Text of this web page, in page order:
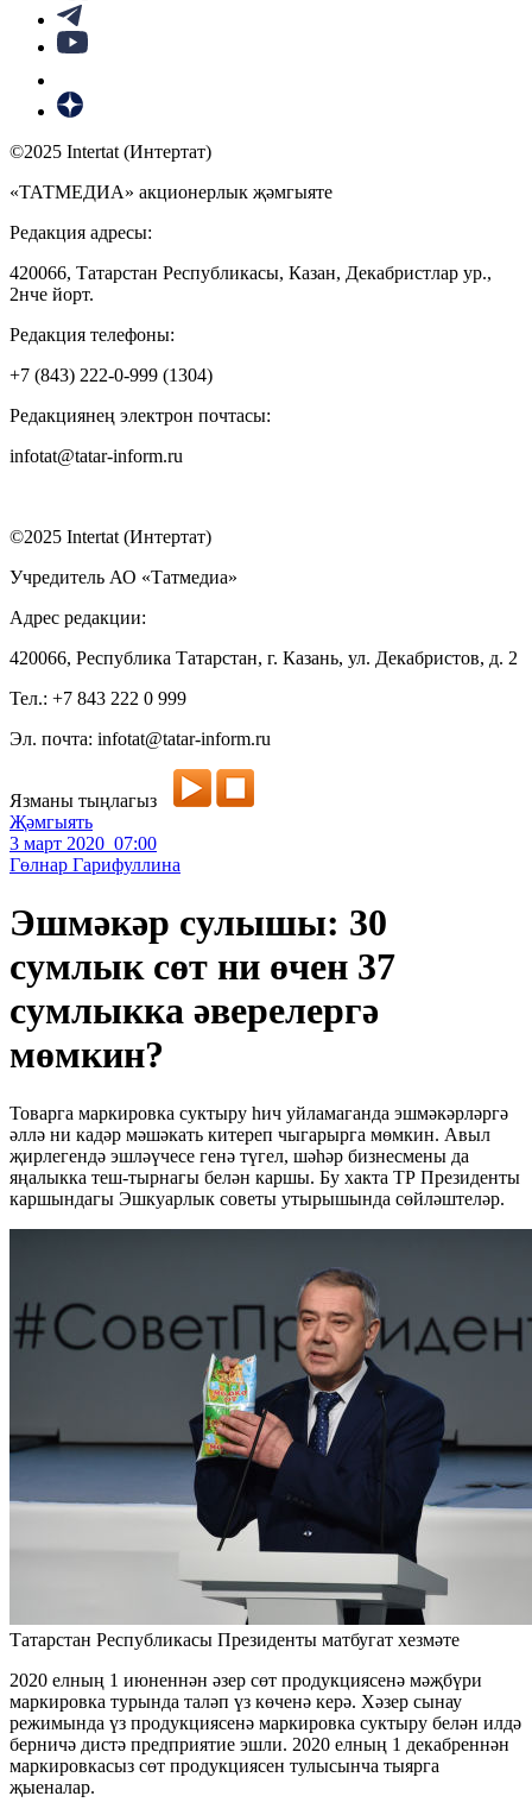
©2025 Intertat (Интертат)
«ТАТМЕДИА» акционерлык җәмгыяте
Редакция адресы:
420066, Татарстан Республикасы, Казан, Декабристлар ур.,
2нче йорт.
Редакция телефоны:
+7 (843) 222-0-999 (1304)
Редакциянең электрон почтасы:
infotat@tatar-inform.ru
©2025 Intertat (Интертат)
Учредитель АО «Татмедиа»
Адрес редакции:
420066, Республика Татарстан, г. Казань, ул. Декабристов, д. 2
Тел.: +7 843 222 0 999
Эл. почта: infotat@tatar-inform.ru
Язманы тыңлагыз
Җәмгыять
3 март 2020 07:00
Гөлнар Гарифуллина
Эшмәкәр сулышы: 30
сумлык сөт ни өчен 37
сумлыкка әверелергә
мөмкин?
Товарга маркировка суктыру һич уйламаганда эшмәкәрләргә
әллә ни кадәр мәшәкать китереп чыгарырга мөмкин. Авыл
җирлегендә эшләүчесе генә түгел, шәһәр бизнесмены да
яңалыкка теш-тырнагы белән каршы. Бу хакта ТР Президенты
каршындагы Эшкуарлык советы утырышында сөйләштеләр.
Татарстан Республикасы Президенты матбугат хезмәте
2020 елның 1 июненнән әзер сөт продукциясенә мәҗбүри
маркировка турында таләп үз көченә керә. Хәзер сынау
режимында үз продукциясенә маркировка суктыру белән илдә
берничә дистә предприятие эшли. 2020 елның 1 декабреннән
маркировкасыз сөт продукциясен тулысынча тыярга
җыеналар.